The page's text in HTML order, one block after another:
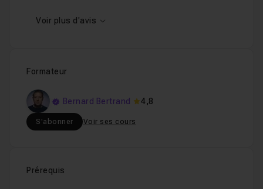
Voir plus d'avis
Formateur
Bernard Bertrand 4,8
S'abonner Voir ses cours
Prérequis